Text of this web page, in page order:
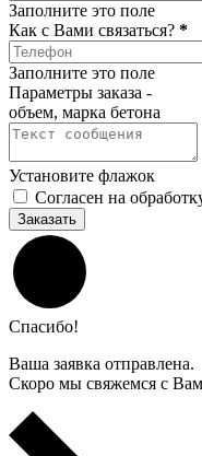
Заполните это поле
Как c Вами связаться? *
Заполните это поле
Параметры заказа -
объем, марка бетона
Установите флажок
Согласен на
Заказать
Спасибо!
Ваша заявка отправлена.
Скоро мы свяжемся с